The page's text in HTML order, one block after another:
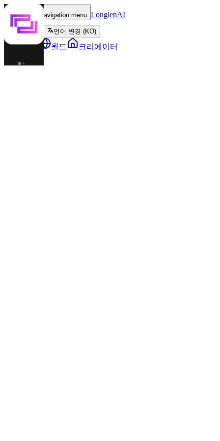
Toggle navigation menu LonglenAI
언어 변경 (KO)
캐릭터 월드 크리에이터